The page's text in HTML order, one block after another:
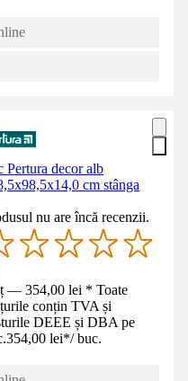
Pertura decor alb
cm stânga
nu are încă recenzii.
— 354,00 lei * Toate
conțin TVA și
DEEE și DBA pe
354,00 lei*/ buc.